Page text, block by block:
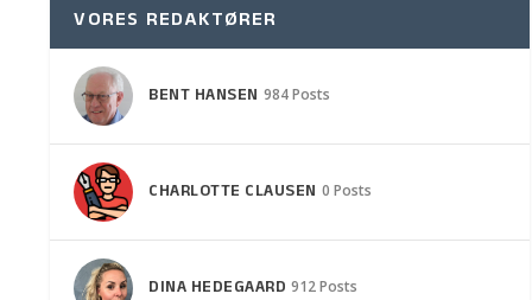
VORES REDAKTØRER
BENT HANSEN 984 Posts
CHARLOTTE CLAUSEN 0 Posts
DINA HEDEGAARD 912 Posts